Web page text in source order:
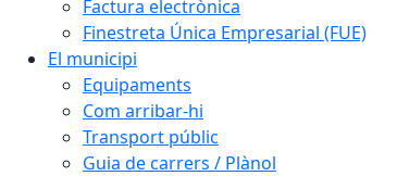
Factura electrònica
Finestreta Única Empresarial (FUE)
El municipi
Equipaments
Com arribar-hi
Transport públic
Guia de carrers / Plànol